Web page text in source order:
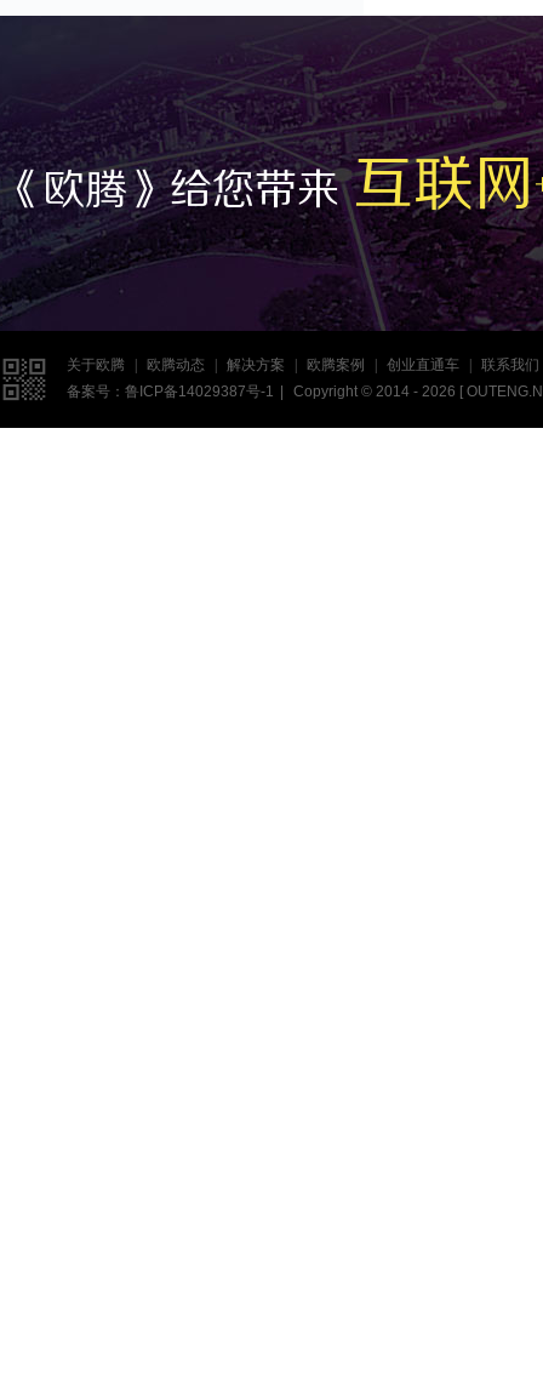
《欧腾》给您带来互联网
 关于欧腾 欧腾动态 解决方案 欧腾案例 创业直通车
联系我们
备案号： 鲁ICP备14029387号-1 Copyright © 2014 - 2026 [